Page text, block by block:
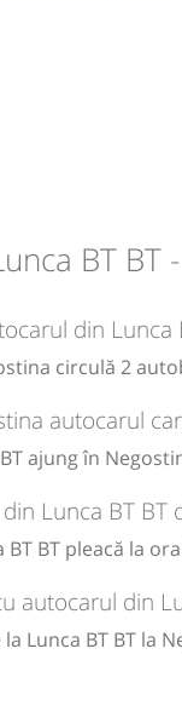
Zile de
L MM J V S
BT BT
din Lunca
circulă 2
autocarul
ajung în
Lunca BT BT
BT pleacă la
autocarul din
Lunca BT BT la